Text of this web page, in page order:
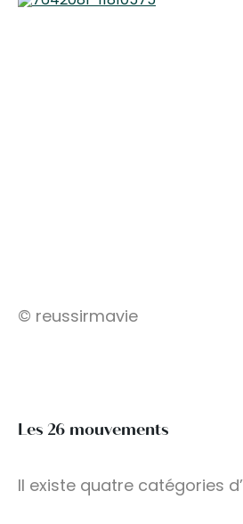
© reussirmavie
Les 26 mouvements
Il existe quatre catégories